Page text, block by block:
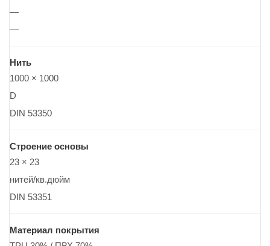
—
—
Нить
1000 × 1000
D
DIN 53350
Строение основы
23 × 23
нитей/кв.дюйм
DIN 53351
Материал покрытия